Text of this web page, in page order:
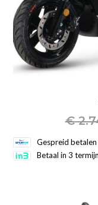
€
Gespreid
Betaal in 3